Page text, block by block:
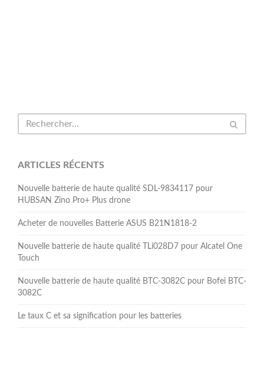
ARTICLES RÉCENTS
Nouvelle batterie de haute qualité SDL-9834117 pour
HUBSAN Zino Pro+ Plus drone
Acheter de nouvelles Batterie ASUS B21N1818-2
Nouvelle batterie de haute qualité TLi028D7 pour Alcatel One
Touch
Nouvelle batterie de haute qualité BTC-3082C pour Bofei BTC-
3082C
Le taux C et sa signification pour les batteries